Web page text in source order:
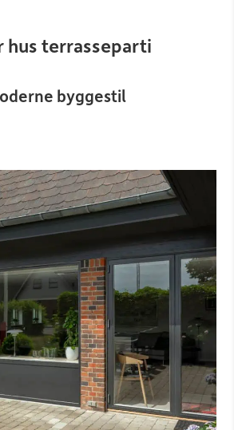
hus terrasseparti
byggestil